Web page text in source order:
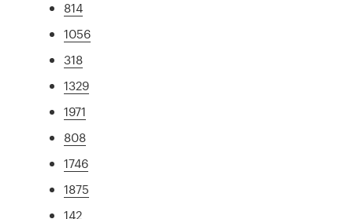
814
1056
318
1329
1971
808
1746
1875
142